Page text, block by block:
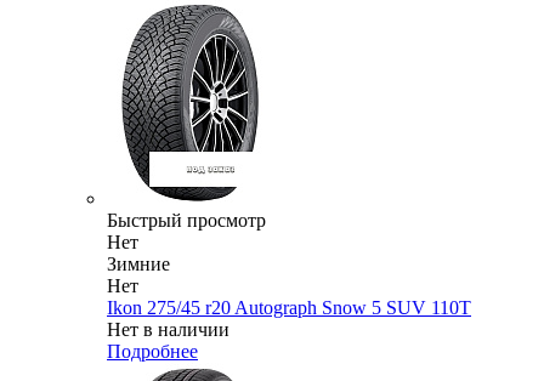
Быстрый просмотр
Нет
Зимние
Нет
Ikon 275/45 r20 Autograph Snow 5 SUV 110T
Нет в наличии
Подробнее